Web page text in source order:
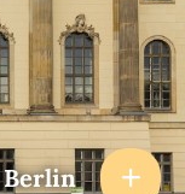
Berlin